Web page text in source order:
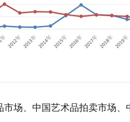
市场、中国艺术品拍卖市场